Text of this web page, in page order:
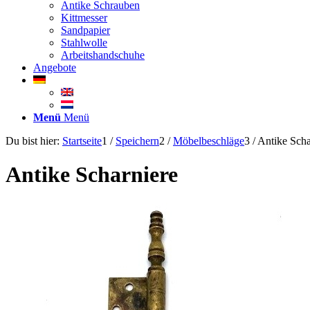
Antike Schrauben
Kittmesser
Sandpapier
Stahlwolle
Arbeitshandschuhe
Angebote
Menü Menü
Du bist hier: Startseite1 / Speichern2 / Möbelbeschläge3 / Antike
Antike Scharniere